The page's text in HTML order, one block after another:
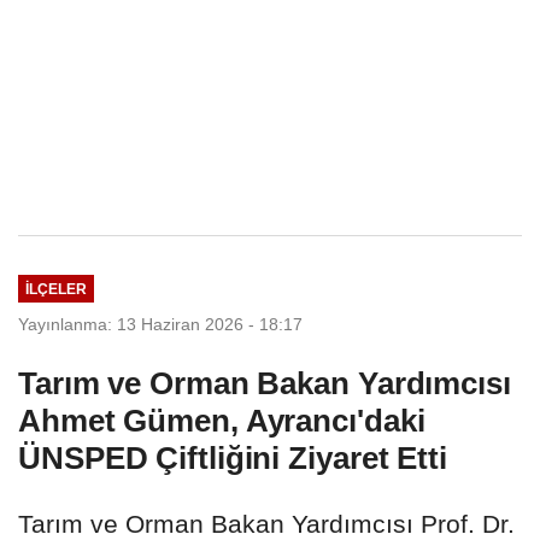
İLÇELER
Yayınlanma: 13 Haziran 2026 - 18:17
Tarım ve Orman Bakan Yardımcısı
Ahmet Gümen, Ayrancı'daki
ÜNSPED Çiftliğini Ziyaret Etti
Tarım ve Orman Bakan Yardımcısı Prof. Dr.